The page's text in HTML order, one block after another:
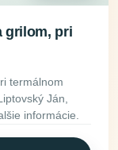
grilom, pri
termálnom
Ján,
informácie.